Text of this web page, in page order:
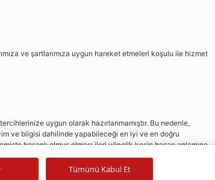
ve şartlarımıza uygun hareket etmeleri koşulu ile hizmet
uygun olarak hazırlanmamıştır. Bu nedenle,
ve bilgisi dahilinde yapabileceği en iyi ve en doğru
başarılı olmuş olması ileri yönelik kesin başarı anlamına
Tümünü Kabul Et